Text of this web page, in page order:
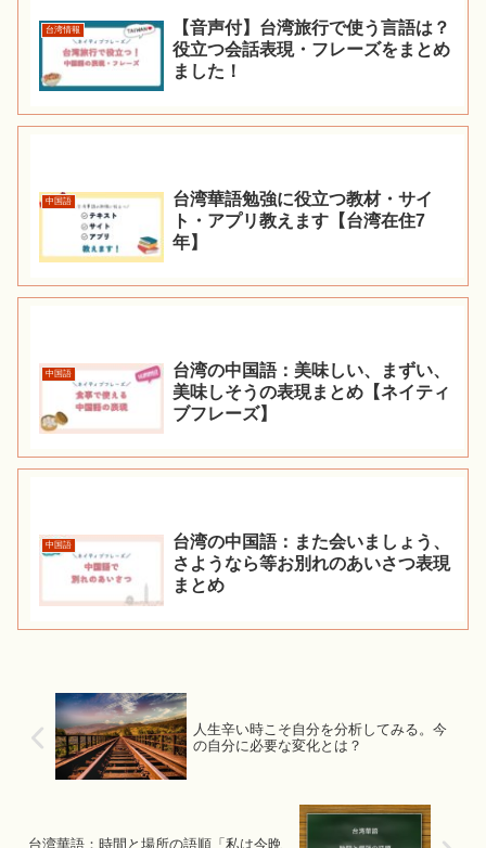
台湾情報
【音声付】台湾旅行で使う言語は？
役立つ会話表現・フレーズをまとめ
ました！
中国語
台湾華語勉強に役立つ教材・サイ
ト・アプリ教えます【台湾在住7
年】
中国語
台湾の中国語：美味しい、まずい、
美味しそうの表現まとめ【ネイティ
ブフレーズ】
中国語
台湾の中国語：また会いましょう、
さようなら等お別れのあいさつ表現
まとめ
人生辛い時こそ自分を分析してみる。今
の自分に必要な変化とは？
台湾華語：時間と場所の語順「私は今晩